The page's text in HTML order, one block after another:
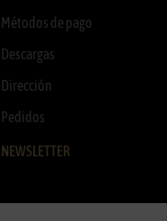
Métodos de pago
Descargas
Dirección
Pedidos
NEWSLETTER